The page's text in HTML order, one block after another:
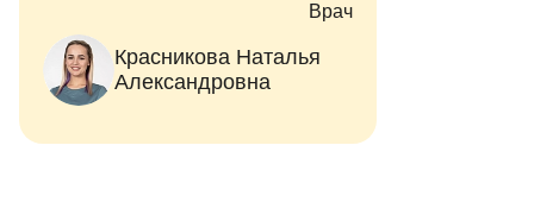
Врач
Красникова Наталья
Александровна